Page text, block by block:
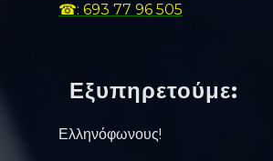
☎: 693 77 96 505
Εξυπηρετούμε:
Ελληνόφωνους!